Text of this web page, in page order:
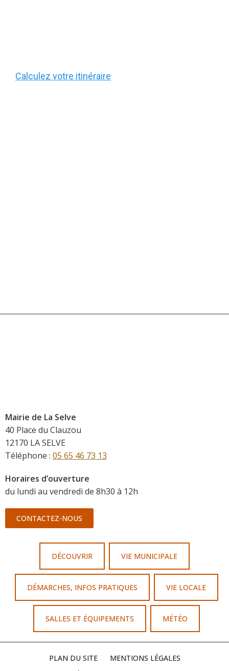
Calculez votre itinéraire
Mairie de La Selve
40 Place du Clauzou
12170 LA SELVE
Téléphone : 05 65 46 73 13
Horaires d’ouverture
du lundi au vendredi de 8h30 à 12h
CONTACTEZ-NOUS
DÉCOUVRIR VIE MUNICIPALE
DÉMARCHES, INFOS PRATIQUES VIE LOCALE
SALLES ET ÉQUIPEMENTS MÉTÉO
PLAN DU SITE
MENTIONS LÉGALES